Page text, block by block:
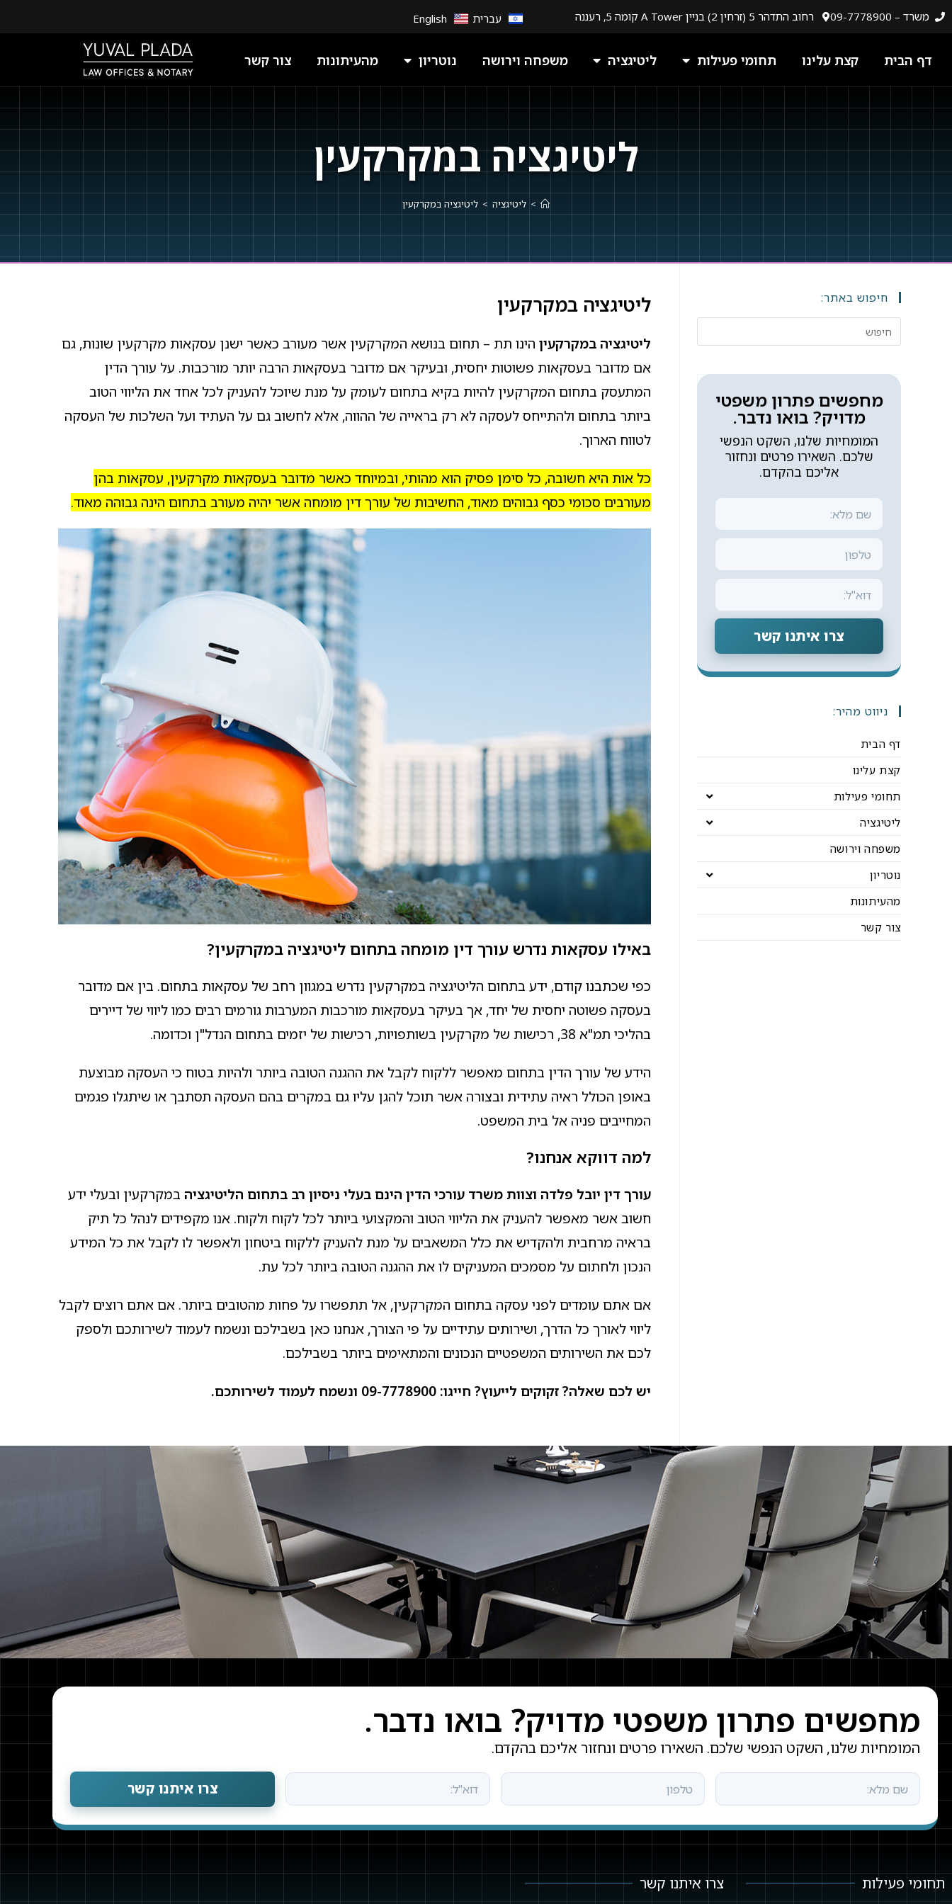
לתוכןמשרד – 09-7778900 רחוב התדהר 5 (זרחין 2) בניין A Tower קומה 5, רעננה עברית English
דף הבית קצת עלינו תחומי פעילות ליטיגציה משפחה וירושה נוטריון מהעיתונות צור קשר
ליטיגציה במקרקעין
> ליטיגציה > ליטיגציה במקרקעין
ליטיגציה במקרקעין
ליטיגציה במקרקעין הינו תת – תחום בנושא המקרקעין אשר מעורב כאשר ישנן עסקאות מקרקעין שונות, גם
אם מדובר בעסקאות פשוטות יחסית, ובעיקר אם מדובר בעסקאות הרבה יותר מורכבות. על עורך הדין
המתעסק בתחום המקרקעין להיות בקיא בתחום לעומק על מנת שיוכל להעניק לכל אחד את הליווי הטוב
ביותר בתחום ולהתייחס לעסקה לא רק בראייה של ההווה, אלא לחשוב גם על העתיד ועל השלכות של העסקה
לטווח הארוך.
כל אות היא חשובה, כל סימן פסיק הוא מהותי, ובמיוחד כאשר מדובר בעסקאות מקרקעין, עסקאות בהן
מעורבים סכומי כסף גבוהים מאוד, החשיבות של עורך דין מומחה אשר יהיה מעורב בתחום הינה גבוהה מאוד.
באילו עסקאות נדרש עורך דין מומחה בתחום ליטיגציה במקרקעין?
כפי שכתבנו קודם, ידע בתחום הליטיגציה במקרקעין נדרש במגוון רחב של עסקאות בתחום. בין אם מדובר
בעסקה פשוטה יחסית של יחד, אך בעיקר בעסקאות מורכבות המערבות גורמים רבים כמו ליווי של דיירים
בהליכי תמ"א 38, רכישות של מקרקעין בשותפויות, רכישות של יזמים בתחום הנדל"ן וכדומה.
הידע של עורך הדין בתחום מאפשר ללקוח לקבל את ההגנה הטובה ביותר ולהיות בטוח כי העסקה מבוצעת
באופן הכולל ראיה עתידית ובצורה אשר תוכל להגן עליו גם במקרים בהם העסקה תסתבך או שיתגלו פגמים
המחייבים פניה אל בית המשפט.
למה דווקא אנחנו?
עורך דין יובל פלדה וצוות משרד עורכי הדין הינם בעלי ניסיון רב בתחום הליטיגציה במקרקעין ובעלי ידע
חשוב אשר מאפשר להעניק את הליווי הטוב והמקצועי ביותר לכל לקוח ולקוח. אנו מקפידים לנהל כל תיק
בראיה מרחבית ולהקדיש את כלל המשאבים על מנת להעניק ללקוח ביטחון ולאפשר לו לקבל את כל המידע
הנכון ולחתום על מסמכים המעניקים לו את ההגנה הטובה ביותר לכל עת.
אם אתם עומדים לפני עסקה בתחום המקרקעין, אל תתפשרו על פחות מהטובים ביותר. אם אתם רוצים לקבל
ליווי לאורך כל הדרך, ושירותים עתידיים על פי הצורך, אנחנו כאן בשבילכם ונשמח לעמוד לשירותכם ולספק
לכם את השירותים המשפטיים הנכונים והמתאימים ביותר בשבילכם.
יש לכם שאלה? זקוקים לייעוץ? חייגו: 09-7778900 ונשמח לעמוד לשירותכם.
חיפוש באתר:
מחפשים פתרון משפטי
מדויק? בואו נדבר.
המומחיות שלנו, השקט הנפשי
שלכם. השאירו פרטים ונחזור
אליכם בהקדם.
צרו איתנו קשר
ניווט מהיר:
דף הבית
קצת עלינו
תחומי פעילות
ליטיגציה
משפחה וירושה
נוטריון
מהעיתונות
צור קשר
מחפשים פתרון משפטי מדויק? בואו נדבר.
המומחיות שלנו, השקט הנפשי שלכם. השאירו פרטים ונחזור אליכם בהקדם.
צרו איתנו קשר
תחומי פעילות צרו איתנו קשר